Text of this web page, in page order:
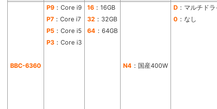
BBC-6360
P9 ：Core i9 16 ：16GB
N4 ：国産400W
D ：マルチド
P7 ：Core i7 32 ：32GB 0 ：なし
P5 ：Core i5 64 ：64GB
P3 ：Core i3